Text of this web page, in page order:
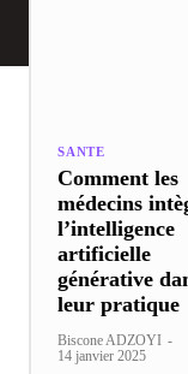
SANTE
Comment les
médecins
l’intelligence
artificielle
générative
leur pratique
Biscone ADZOYI -
14 janvier 2025